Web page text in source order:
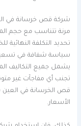
شركة قص خرسانة في
مرنة تتناسب مع حجم
تحديد التكلفة
سياسة شفافة في تسعير
يشمل جميع التكاليف
تجنب أي مفاجآت غير
قص الخرسانة في
الأسعار.